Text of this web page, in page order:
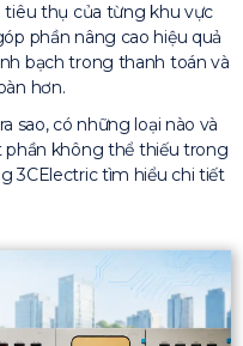
tiêu thụ của từng khu vực
phần nâng cao hiệu quả
bạch trong thanh toán và
hơn.
sao, có những loại nào và
phần không thể thiếu trong
3CElectric tìm hiểu chi tiết